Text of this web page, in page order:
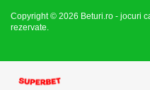
Copyright © 2026 Beturi.ro - jocuri
rezervate.